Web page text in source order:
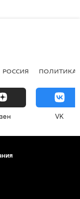
РОССИЯ ПОЛИТИКА
VK